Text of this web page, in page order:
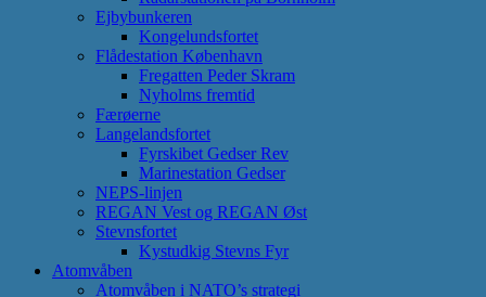
Ejbybunkeren
Kongelundsfortet
Flådestation København
Fregatten Peder Skram
Nyholms fremtid
Færøerne
Langelandsfortet
Fyrskibet Gedser Rev
Marinestation Gedser
NEPS-linjen
REGAN Vest og REGAN Øst
Stevnsfortet
Kystudkig Stevns Fyr
Atomvåben
Atomvåben i NATO’s strategi